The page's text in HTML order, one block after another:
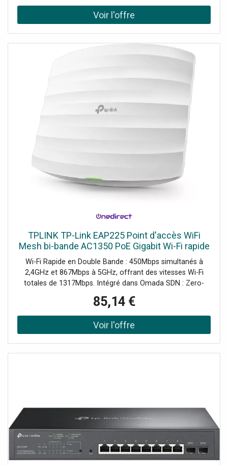
portée étendue. Demander un audit de connectivité !
TPLINK TP-Link EAP225 Point d'accès WiFi
Mesh bi-bande AC1350 PoE Gigabit Wi-Fi rapide
en double bande avec gestion centralisée et
roaming sans
Wi-Fi Rapide en Double Bande : 450Mbps simultanés à
2,4GHz et 867Mbps à 5GHz, offrant des vitesses Wi-Fi
totales de 1317Mbps. Intégré dans Omada SDN : Zero-
Cloud et Surveillance Intelligente. Gestion Centralisée :
Accès au Cloud et à l'Application Omada pour plus de
Confort et une Gestion Facile. Demander un audit de
connectivité !
85,14 €